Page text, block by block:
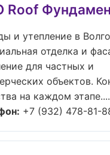
Roof
и утепление в
отделка и
для частных и
объектов.
на каждом этапе....
+7 (932) 478-81-